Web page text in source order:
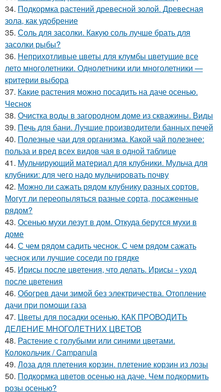
34. Подкормка растений древесной золой. Древесная
зола, как удобрение
35. Соль для засолки. Какую соль лучше брать для
засолки рыбы?
36. Неприхотливые цветы для клумбы цветущие все
лето многолетники. Однолетники или многолетники —
критерии выбора
37. Какие растения можно посадить на даче осенью.
Чеснок
38. Очистка воды в загородном доме из скважины. Виды
39. Печь для бани. Лучшие производители банных печей
40. Полезные чаи для организма. Какой чай полезнее:
польза и вред всех видов чая в одной таблице
41. Мульчирующий материал для клубники. Мульча для
клубники: для чего надо мульчировать почву
42. Можно ли сажать рядом клубнику разных сортов.
Могут ли переопыляться разные сорта, посаженные
рядом?
43. Осенью мухи лезут в дом. Откуда берутся мухи в
доме
44. С чем рядом садить чеснок. С чем рядом сажать
чеснок или лучшие соседи по грядке
45. Ирисы после цветения, что делать. Ирисы - уход
после цветения
46. Обогрев дачи зимой без электричества. Отопление
дачи при помощи газа
47. Цветы для посадки осенью. КАК ПРОВОДИТЬ
ДЕЛЕНИЕ МНОГОЛЕТНИХ ЦВЕТОВ
48. Растение с голубыми или синими цветами.
Колокольчик / Campanula
49. Лоза для плетения корзин. плетение корзин из лозы
50. Подкормка цветов осенью на даче. Чем подкормить
розы осенью?